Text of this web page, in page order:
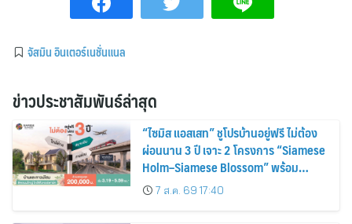
จัสมิน อินเตอร์เนชั่นแนล
ข่าวประชาสัมพันธ์ล่าสุด
“ไซมิส แอสเสท” ชูโปรบ้านอยู่ฟรี ไม่ต้อง
ผ่อนนาน 3 ปี เจาะ 2 โครงการ “Siamese
Holm–Siamese Blossom” พร้อม
ส่วนลดและสิทธิพิเศษถึง 31 สิงหาคม
2569
7 ส.ค. 69 17:40